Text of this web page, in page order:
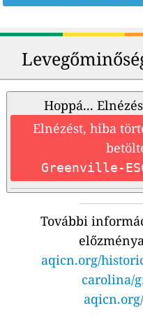
Hoppá...
Elnézést, hiba
Greenville-
További
aqicn.org/
carolina/